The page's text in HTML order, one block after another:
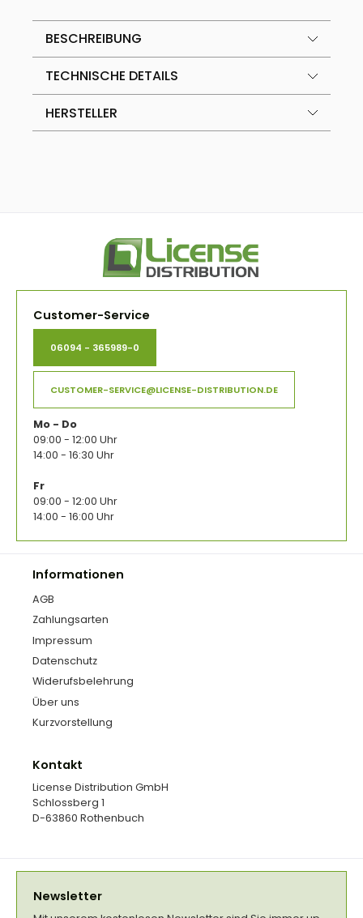
BESCHREIBUNG
TECHNISCHE DETAILS
HERSTELLER
Customer-Service
06094 - 365989-0
CUSTOMER-SERVICE@LICENSE-DISTRIBUTION.DE
Mo - Do
09:00 - 12:00 Uhr
14:00 - 16:30 Uhr
Fr
09:00 - 12:00 Uhr
14:00 - 16:00 Uhr
Informationen
AGB
Zahlungsarten
Impressum
Datenschutz
Widerufsbelehrung
Über uns
Kurzvorstellung
Kontakt
License Distribution GmbH
Schlossberg 1
D-63860 Rothenbuch
Newsletter